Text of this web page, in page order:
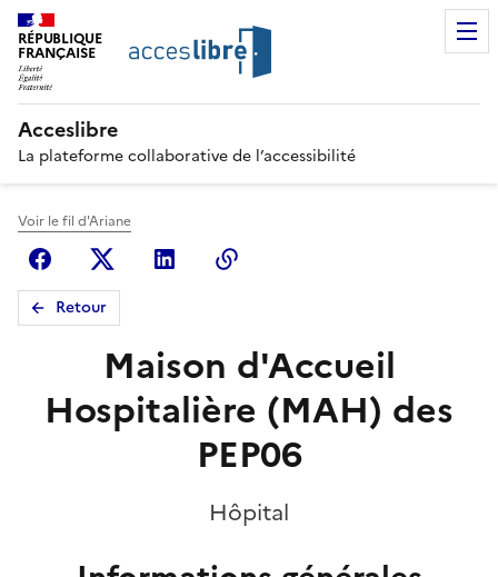
RÉPUBLIQUE
FRANÇAISE
Acceslibre
La plateforme collaborative de l’accessibilité
Voir le fil d'Ariane
FacebookX (anciennement Twitter)
Linkedin
Retour
Maison d'Accueil
Hospitalière (MAH) des
PEP06
Hôpital